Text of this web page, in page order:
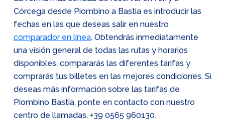
Córcega desde Piombino a Bastia es introducir las
fechas en las que deseas salir en nuestro
comparador en línea. Obtendrás inmediatamente
una visión general de todas las rutas y horarios
disponibles, compararás las diferentes tarifas y
comprarás tus billetes en las mejores condiciones. Si
deseas más información sobre las tarifas de
Piombino Bastia, ponte en contacto con nuestro
centro de llamadas, +39 0565 960130.